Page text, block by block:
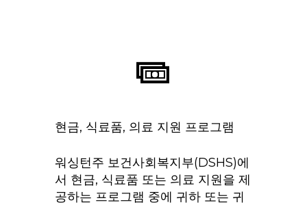
현금, 식료품, 의료 지원 프로그램
워싱턴주 보건사회복지부(DSHS)에
서 현금, 식료품 또는 의료 지원을 제
공하는 프로그램 중에 귀하 또는 귀